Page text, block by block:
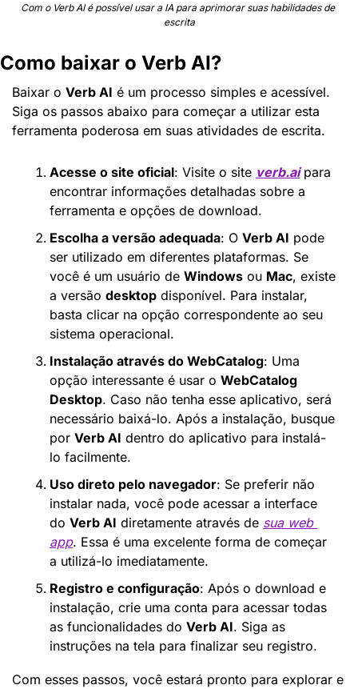
Com o Verb AI é possível usar a IA para aprimorar suas habilidades de
escrita
Como baixar o Verb AI?
Baixar o Verb AI é um processo simples e acessível.
Siga os passos abaixo para começar a utilizar esta
ferramenta poderosa em suas atividades de escrita.
Acesse o site oficial: Visite o site verb.ai para
encontrar informações detalhadas sobre a
ferramenta e opções de download.
Escolha a versão adequada: O Verb AI pode
ser utilizado em diferentes plataformas. Se
você é um usuário de Windows ou Mac, existe
a versão desktop disponível. Para instalar,
basta clicar na opção correspondente ao seu
sistema operacional.
Instalação através do WebCatalog: Uma
opção interessante é usar o WebCatalog
Desktop. Caso não tenha esse aplicativo, será
necessário baixá-lo. Após a instalação, busque
por Verb AI dentro do aplicativo para instalá-
lo facilmente.
Uso direto pelo navegador: Se preferir não
instalar nada, você pode acessar a interface
do Verb AI diretamente através de sua web
app. Essa é uma excelente forma de começar
a utilizá-lo imediatamente.
Registro e configuração: Após o download e
instalação, crie uma conta para acessar todas
as funcionalidades do Verb AI. Siga as
instruções na tela para finalizar seu registro.
Com esses passos, você estará pronto para explorar e